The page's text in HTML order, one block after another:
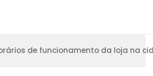
de funcionamento da loja na